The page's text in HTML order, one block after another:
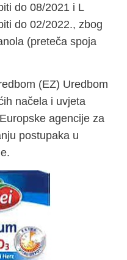
do 08/2021 i L
do 02/2022., zbog
(preteča spoja
(EZ) Uredbom
načela i uvjeta
agencije za
postupaka u